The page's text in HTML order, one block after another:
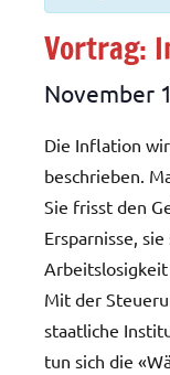
Vortrag:
November
Die Inflation
beschrieben.
Sie frisst den
Ersparnisse,
Mit der
staatliche
tun sich die